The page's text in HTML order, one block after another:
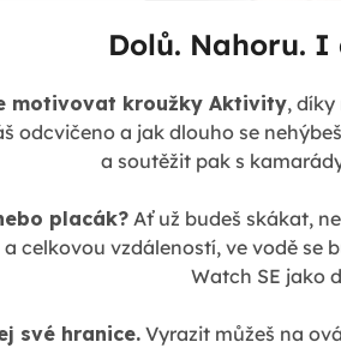
Dolů. Nahoru. I
motivovat kroužky Aktivity, díky
odcvičeno a jak dlouho se
a soutěžit pak s
placák?Ať už budeš skákat,
a celkovou vzdáleností, ve vodě se
Watch SE jako
své hranice.Vyrazit můžeš na